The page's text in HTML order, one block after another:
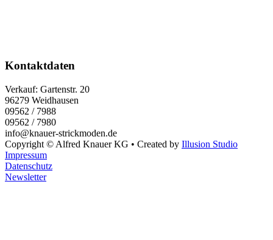
Kontaktdaten
Verkauf: Gartenstr. 20
96279 Weidhausen
09562 / 7988
09562 / 7980
info@knauer-strickmoden.de
Copyright © Alfred Knauer KG • Created by Illusion Studio
Impressum
Datenschutz
Newsletter